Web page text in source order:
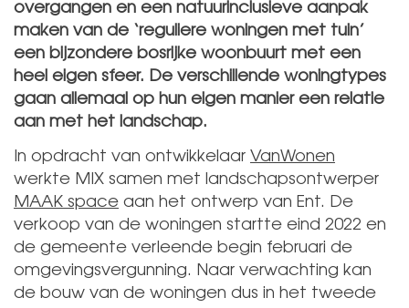
overgangen en een natuurinclusieve aanpak
maken van de ‘reguliere woningen met tuin’
een bijzondere bosrijke woonbuurt met een
heel eigen sfeer. De verschillende woningtypes
gaan allemaal op hun eigen manier een relatie
aan met het landschap.
In opdracht van ontwikkelaar VanWonen
werkte MIX samen met landschapsontwerper
MAAK space aan het ontwerp van Ent. De
verkoop van de woningen startte eind 2022 en
de gemeente verleende begin februari de
omgevingsvergunning. Naar verwachting kan
de bouw van de woningen dus in het tweede